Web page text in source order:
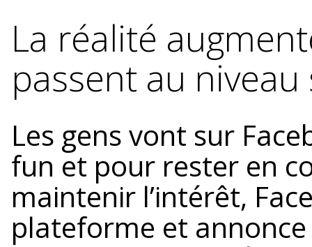
La réalité
passent au
Les gens vont sur
fun et pour rester en
maintenir l’intérêt,
plateforme et